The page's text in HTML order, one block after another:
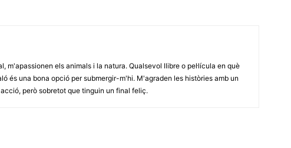
m'apassionen els animals i la natura. Qualsevol llibre o pel·lícula en què
és una bona opció per submergir-m'hi. M'agraden les històries amb un
però sobretot que tinguin un final feliç.